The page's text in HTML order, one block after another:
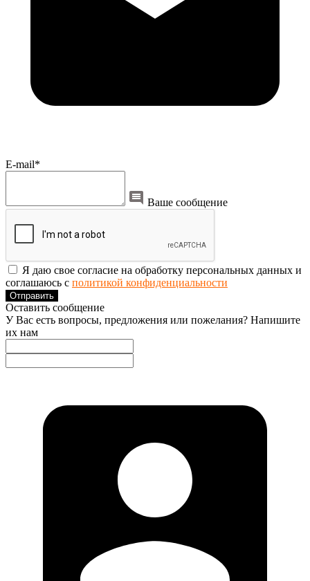
E-mail*
Ваше сообщение
Я даю свое согласие на обработку персональных данных и
соглашаюсь с политикой конфиденциальности
Отправить
Оставить сообщение
У Вас есть вопросы, предложения или пожелания? Напишите
их нам